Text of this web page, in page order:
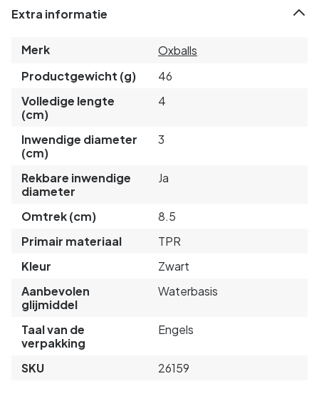
Extra informatie
Merk
Oxballs
Productgewicht (g)
46
Volledige lengte
(cm)
4
Inwendige diameter
(cm)
3
Rekbare inwendige
diameter
Ja
Omtrek (cm)
8.5
Primair materiaal
TPR
Kleur
Zwart
Aanbevolen
glijmiddel
Waterbasis
Taal van de
verpakking
Engels
SKU 26159